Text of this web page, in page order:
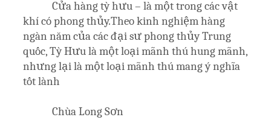
Cửa hàng tỳ hưu – là một trong các vật
khí có phong thủy.Theo kinh nghiệm hàng
ngàn năm của các đại sư phong thủy Trung
quốc, Tỳ Hưu là một loại mãnh thú hung mãnh,
nhưng lại là một loại mãnh thú mang ý nghĩa
tốt lành
Chùa Long Sơn